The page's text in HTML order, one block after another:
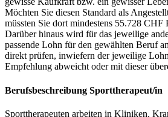
Möchten Sie diesen Standard als
müssten Sie dort mindestens 55.728 CHF
Darüber hinaus wird für das jeweilige
passende Lohn für den gewählten Beruf
direkt prüfen, inwiefern der jeweilige
Empfehlung abweicht oder mit dieser
Berufsbeschreibung Sporttherapeut/in
Sporttherapeuten arbeiten in Kliniken,